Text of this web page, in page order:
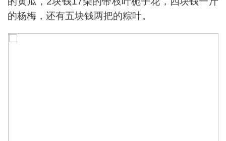
的杨梅，还有五块钱两把的粽叶。